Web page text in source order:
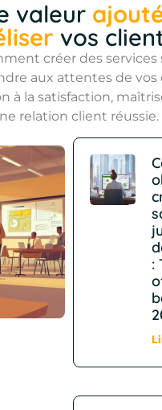
valeur
vos
créer des services
aux attentes de vos
à la satisfaction,
relation client réussie.
: